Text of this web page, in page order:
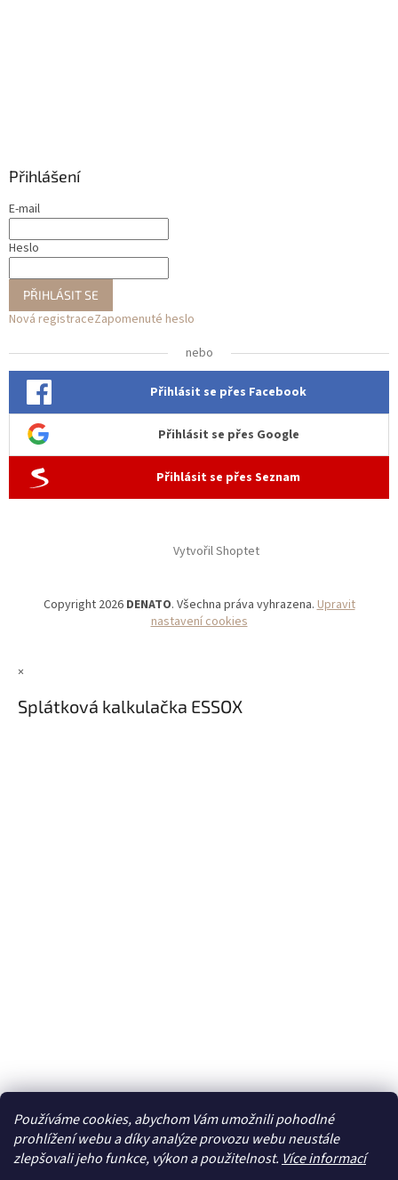
Používáme cookies, abychom Vám umožnili pohodlné
prohlížení webu a díky analýze provozu webu neustále
zlepšovali jeho funkce, výkon a použitelnost. Více informací
Přihlášení
E-mail
Heslo
PŘIHLÁSIT SE
Nová registraceZapomenuté heslo
nebo
Přihlásit se přes Facebook
Přihlásit se přes Google
Přihlásit se přes Seznam
Vytvořil Shoptet
Copyright 2026 DENATO. Všechna práva vyhrazena.Upravit
nastavení cookies
×
Splátková kalkulačka ESSOX